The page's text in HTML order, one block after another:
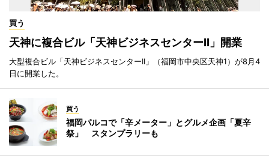
買う
天神に複合ビル「天神ビジネスセンターII」開業
大型複合ビル「天神ビジネスセンターII」（福岡市中央区天神1）が8月4
日に開業した。
買う
福岡パルコで「辛メーター」とグルメ企画「夏辛
祭」 スタンプラリーも